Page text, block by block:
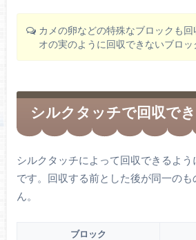
カメの卵などの特殊なブロックも
オの実のように回収できないブロッ
シルクタッチで回収で
シルクタッチによって回収できるよ
です。回収する前とした後が同一の
ん。
ブロック